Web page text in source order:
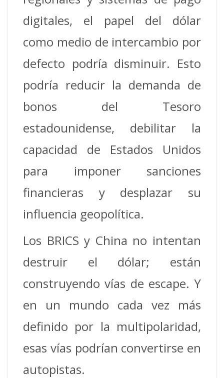
digitales, el papel del dólar
como medio de intercambio por
defecto podría disminuir. Esto
podría reducir la demanda de
bonos del Tesoro
estadounidense, debilitar la
capacidad de Estados Unidos
para imponer sanciones
financieras y desplazar su
influencia geopolítica.
Los BRICS y China no intentan
destruir el dólar; están
construyendo vías de escape. Y
en un mundo cada vez más
definido por la multipolaridad,
esas vías podrían convertirse en
autopistas.